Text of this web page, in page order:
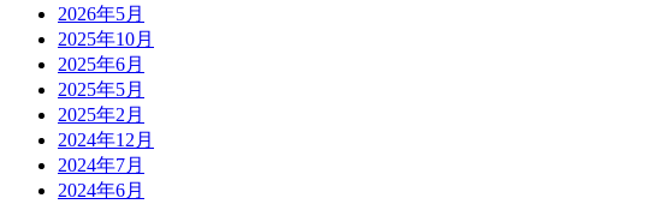
2026年5月
2025年10月
2025年6月
2025年5月
2025年2月
2024年12月
2024年7月
2024年6月